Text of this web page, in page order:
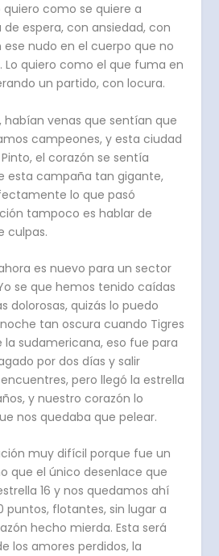
quiero como se quiere a
espera, con ansiedad, con
nudo en el cuerpo que no
Lo quiero como el que fuma en
un partido, con locura.
habían venas que sentían que
campeones, y esta ciudad
el corazón se sentía
esta campaña tan gigante,
lo que pasó
tampoco es hablar de
culpas.
es nuevo para un sector
se que hemos tenido caídas
dolorosas, quizás lo puedo
tan oscura cuando Tigres
la sudamericana, eso fue para
por dos días y salir
pero llegó la estrella
y nuestro corazón lo
nos quedaba que pelear.
muy difícil porque fue un
que el único desenlace que
16 y nos quedamos ahí
puntos, flotantes, sin lugar a
hecho mierda. Esta será
los amores perdidos, la